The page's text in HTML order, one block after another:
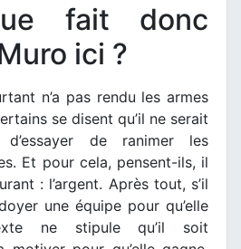
fait donc
ici ?
n’a pas rendu les armes
se disent qu’il ne serait
d’essayer de ranimer les
Et pour cela, pensent-ils, il
: l’argent. Après tout, s’il
une équipe pour qu’elle
ne stipule qu’il soit